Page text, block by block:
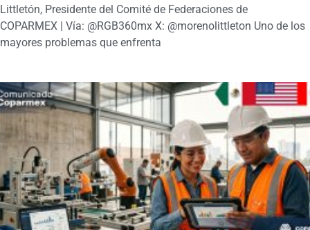
Littletón, Presidente del Comité de Federaciones de
COPARMEX | Vía: @RGB360mx X: @morenolittleton Uno de los
mayores problemas que enfrenta